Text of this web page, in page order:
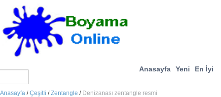
Anasayfa Yeni En İyi
Anasayfa /Çeşitli /Zentangle / Denizanası zentangle resmi